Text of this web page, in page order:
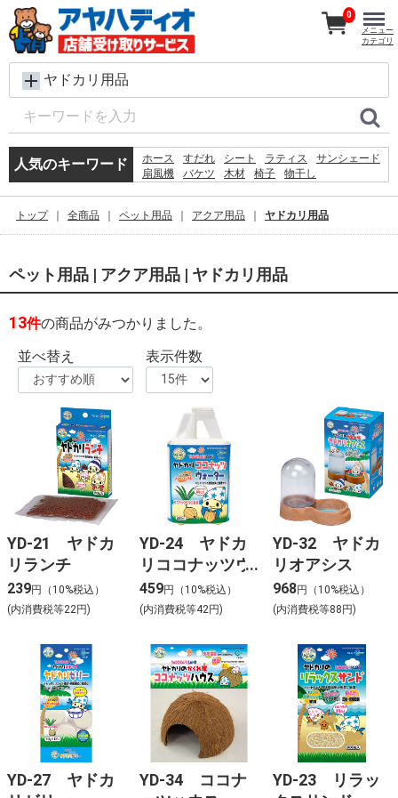
ヤドカリ用品
人気のキーワード ホース すだれ シート ラティス
サンシェード
扇風機
バケツ 木材 椅子
物干し
犬 ウェットティッシュ
空調服
0
メニュー
カテゴリ
トップ 全商品 ペット用品 アクア用品 ヤドカリ用品
ペット用品 | アクア用品 | ヤドカリ用品
13件の商品がみつかりました。
並べ替え
表示件数
YD-21 ヤドカ
リランチ
239円（10%税込）
(内消費税等22円)
YD-24 ヤドカ
リココナッツウ
ォーター
459円（10%税込）
(内消費税等42円)
YD-32 ヤドカ
リオアシス
968円（10%税込）
(内消費税等88円)
YD-27 ヤドカ
YD-34 ココナ
YD-23 リラッ